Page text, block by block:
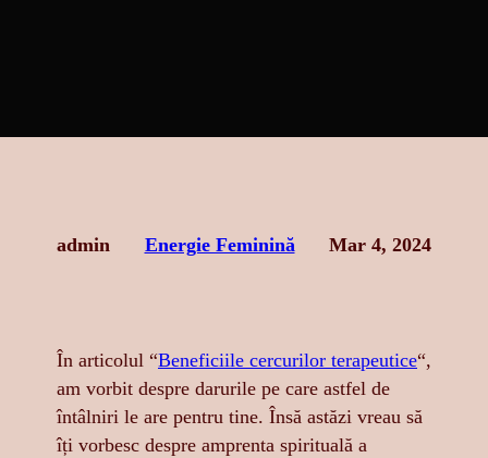
admin Energie Feminină Mar 4, 2024
În articolul “Beneficiile cercurilor terapeutice“,
am vorbit despre darurile pe care astfel de
întâlniri le are pentru tine. Însă astăzi vreau să
îți vorbesc despre amprenta spirituală a